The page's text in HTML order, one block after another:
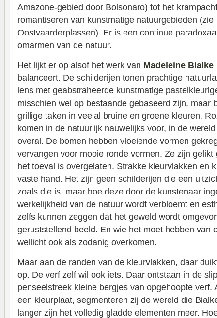
Amazone-gebied door Bolsonaro) tot het
romantiseren van kunstmatige natuurgebieden (zie
Oostvaarderplassen). Er is een continue
omarmen van de natuur.
Het lijkt er op alsof het werk van Madeleine Bialke
balanceert. De schilderijen tonen prachtige
lens met geabstraheerde kunstmatige
misschien wel op bestaande gebaseerd zijn, maar
grillige taken in veelal bruine en groene kleuren.
komen in de natuurlijk nauwelijks voor, in de
overal. De bomen hebben vloeiende vormen
vervangen voor mooie ronde vormen. Ze zijn
het toeval is overgelaten. Strakke kleurvlakken en
vaste hand. Het zijn geen schilderijen die een
zoals die is, maar hoe deze door de kunstenaar
werkelijkheid van de natuur wordt verbloemt en
zelfs kunnen zeggen dat het geweld wordt
geruststellend beeld. En wie het moet hebben van
wellicht ook als zodanig overkomen.
Maar aan de randen van de kleurvlakken, daar
op. De verf zelf wil ook iets. Daar ontstaan in de
penseelstreek kleine bergjes van opgehoopte verf.
een kleurplaat, segmenteren zij de wereld die
langer zijn het volledig gladde elementen meer.